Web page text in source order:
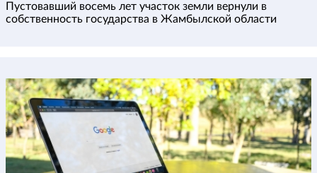
Пустовавший восемь лет участок земли вернули в
собственность государства в Жамбылской области